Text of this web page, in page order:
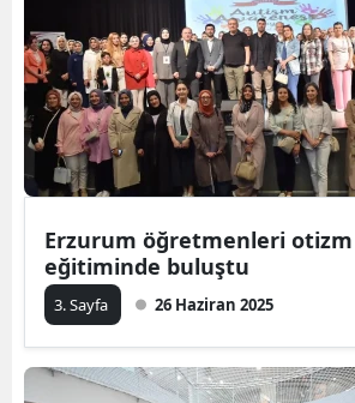
Erzurum öğretmenleri otizm
eğitiminde buluştu
3. Sayfa 26 Haziran 2025